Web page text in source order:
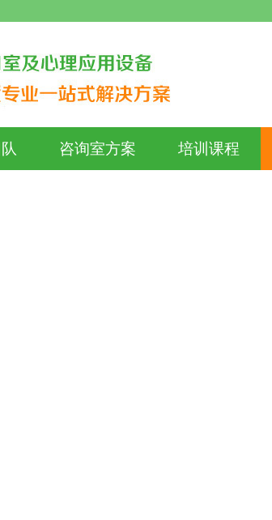
咨询室方案 培训课程